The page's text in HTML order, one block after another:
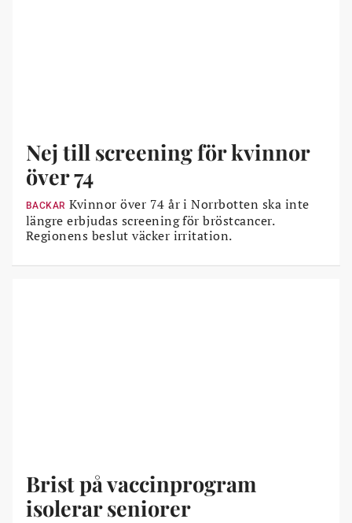
Nej till screening för kvinnor
över 74
BACKAR Kvinnor över 74 år i Norrbotten ska inte
längre erbjudas screening för bröstcancer.
Regionens beslut väcker irritation.
Brist på vaccinprogram
isolerar seniorer